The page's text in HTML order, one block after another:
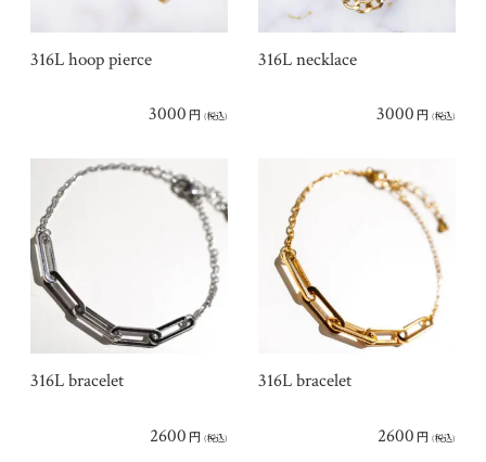
316L hoop pierce
3000 円 (税込)
316L necklace
3000 円 (税込)
316L bracelet
2600 円 (税込)
316L bracelet
2600 円 (税込)